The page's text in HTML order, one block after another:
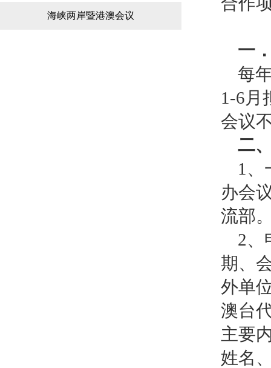
海峡两岸暨港澳会议
一
每
1-6月
会议
二
1、
办会
流部
2、
期、
外单
澳台
主要
姓名